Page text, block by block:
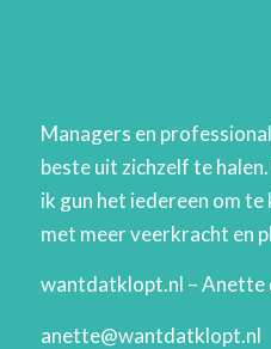
Managers en
beste uit zichzelf te
ik gun het iedereen om te
met meer veerkracht en
wantdatklopt.nl – Anette
anette@wantdatklopt.nl